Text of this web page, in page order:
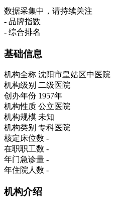
数据采集中，请持续关注
- 品牌指数
- 综合排名
基础信息
机构全称 沈阳市皇姑区中医院
机构级别 二级医院
创办年份 1957年
机构性质 公立医院
机构规模 未知
机构类别 专科医院
核定床位数 -
在职职工数 -
年门急诊量 -
年住院人数 -
机构介绍